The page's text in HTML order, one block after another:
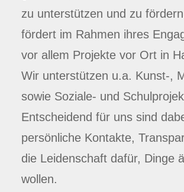
zu unterstützen und zu
fördert im Rahmen ihres
vor allem Projekte vor Ort in
Wir unterstützen u.a. Kunst-,
sowie Soziale- und
Entscheidend für uns sind
persönliche Kontakte,
die Leidenschaft dafür, Dinge
wollen.